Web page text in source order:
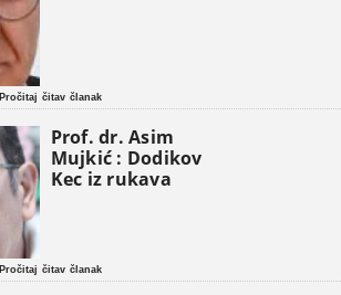
Pročitaj čitav članak
Prof. dr. Asim
Mujkić : Dodikov
Kec iz rukava
Pročitaj čitav članak